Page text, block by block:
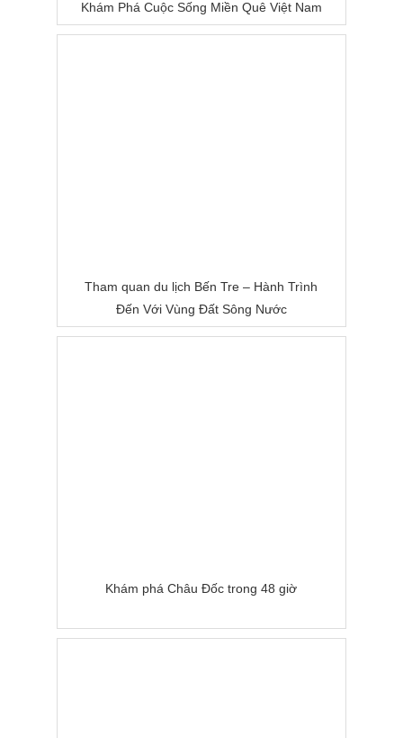
Khám Phá Cuộc Sống Miền Quê Việt Nam
Tham quan du lịch Bến Tre – Hành Trình
Đến Với Vùng Đất Sông Nước
Khám phá Châu Đốc trong 48 giờ